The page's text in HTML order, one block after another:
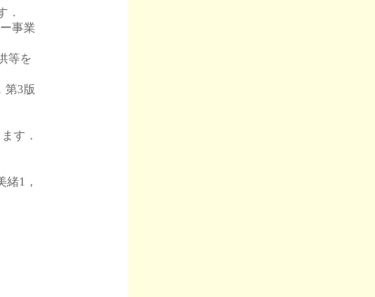
．
事業
等を
第3版
す．
1，